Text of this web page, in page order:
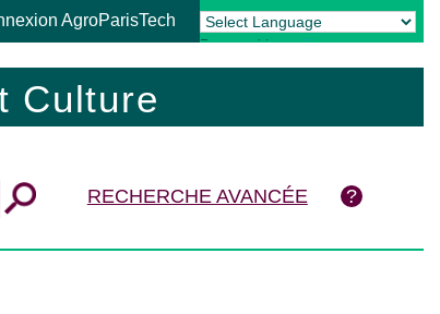
AgroParisTech
Powered by Translate
Culture
RECHERCHE AVANCÉE